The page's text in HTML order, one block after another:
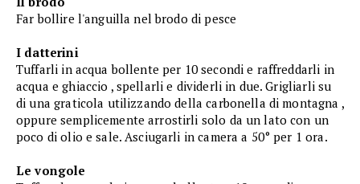
Far bollire l'anguilla nel brodo di pesce
I datterini
Tuffarli in acqua bollente per 10 secondi e raffreddarli in
acqua e ghiaccio , spellarli e dividerli in due. Grigliarli su
di una graticola utilizzando della carbonella di montagna ,
oppure semplicemente arrostirli solo da un lato con un
poco di olio e sale. Asciugarli in camera a 50° per 1 ora.
Le vongole